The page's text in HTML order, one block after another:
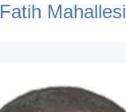
Fatih Mahallesi